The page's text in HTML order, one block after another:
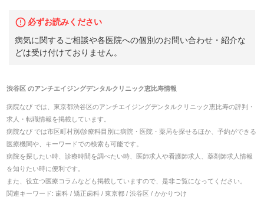
必ずお読みください
病気に関するご相談や各医院への個別のお問い合わせ・紹介な
どは受け付けておりません。
渋谷区のアンチエイジングデンタルクリニック恵比寿情報
病院なび では、 東京都渋谷区のアンチエイジングデンタルクリニック恵比寿の評判・
求人・転職情報を掲載しています。
病院なび では市区町村別/診療科目別に病院・医院・薬局を探せるほか、予約ができる
医療機関や、キーワードでの検索も可能です。
病院を探したい時、診療時間を調べたい時、医師求人や看護師求人、薬剤師求人情報
を知りたい時に便利です。
また、役立つ医療コラムなども掲載していますので、是非ご覧になってください。
関連キーワード: 歯科 / 矯正歯科 / 東京都 / 渋谷区 / かかりつけ